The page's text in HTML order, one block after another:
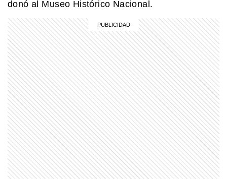
donó al Museo Histórico Nacional.
PERSONAS
¿Quién fue Rosario Vera Peñaloza y
cómo cambió el jardín de infantes en
Argentina?
MI PAIS
¿Sabías que Manuel Belgrano era
descendiente de italianos?
MI PAIS
Revolución de Mayo: ¿Quiénes
fueron los integrantes de la Primera
Junta?